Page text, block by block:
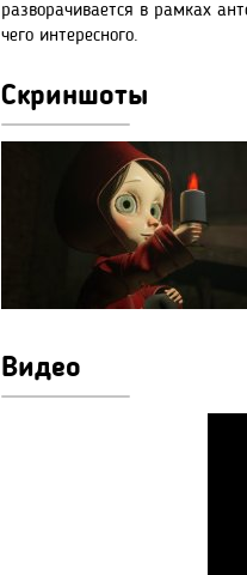
разворачивается в рамках
чего интересного.
Скриншоты
Видео